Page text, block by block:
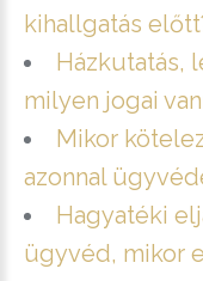
kihallgatás
Házkutatás,
milyen jogai
Mikor
azonnal
Hagyatéki
ügyvéd, mikor